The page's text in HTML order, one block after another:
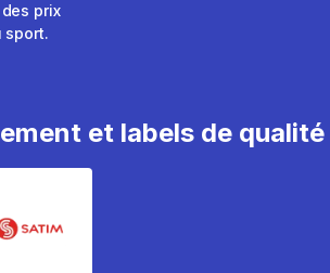
prix
sport.
et labels de qualité